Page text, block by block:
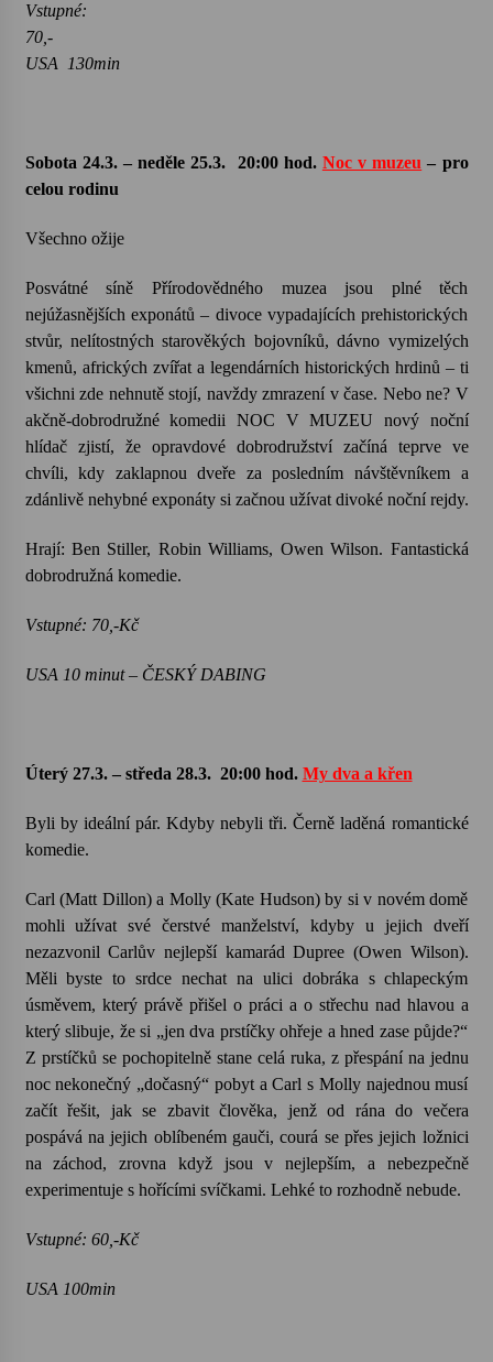
Vstupné:
70,-
USA 130min
Sobota 24.3. – neděle 25.3. 20:00 hod. Noc v muzeu – pro
celou rodinu
Všechno ožije
Posvátné síně Přírodovědného muzea jsou plné těch
nejúžasnějších exponátů – divoce vypadajících prehistorických
stvůr, nelítostných starověkých bojovníků, dávno vymizelých
kmenů, afrických zvířat a legendárních historických hrdinů – ti
všichni zde nehnutě stojí, navždy zmrazení v čase. Nebo ne? V
akčně-dobrodružné komedii NOC V MUZEU nový noční
hlídač zjistí, že opravdové dobrodružství začíná teprve ve
chvíli, kdy zaklapnou dveře za posledním návštěvníkem a
zdánlivě nehybné exponáty si začnou užívat divoké noční rejdy.
Hrají: Ben Stiller, Robin Williams, Owen Wilson. Fantastická
dobrodružná komedie.
Vstupné: 70,-Kč
USA 10 minut – ČESKÝ DABING
Úterý 27.3. – středa 28.3. 20:00 hod. My dva a křen
Byli by ideální pár. Kdyby nebyli tři. Černě laděná romantické
komedie.
Carl (Matt Dillon) a Molly (Kate Hudson) by si v novém domě
mohli užívat své čerstvé manželství, kdyby u jejich dveří
nezazvonil Carlův nejlepší kamarád Dupree (Owen Wilson).
Měli byste to srdce nechat na ulici dobráka s chlapeckým
úsměvem, který právě přišel o práci a o střechu nad hlavou a
který slibuje, že si „jen dva prstíčky ohřeje a hned zase půjde?“
Z prstíčků se pochopitelně stane celá ruka, z přespání na jednu
noc nekonečný „dočasný“ pobyt a Carl s Molly najednou musí
začít řešit, jak se zbavit člověka, jenž od rána do večera
pospává na jejich oblíbeném gauči, courá se přes jejich ložnici
na záchod, zrovna když jsou v nejlepším, a nebezpečně
experimentuje s hořícími svíčkami. Lehké to rozhodně nebude.
Vstupné: 60,-Kč
USA 100min